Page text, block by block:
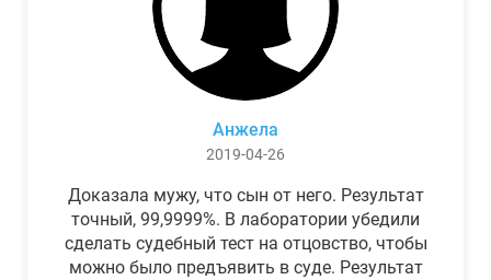
Анжела
2019-04-26
Доказала мужу, что сын от него. Результат
точный, 99,9999%. В лаборатории убедили
сделать судебный тест на отцовство, чтобы
можно было предъявить в суде. Результат